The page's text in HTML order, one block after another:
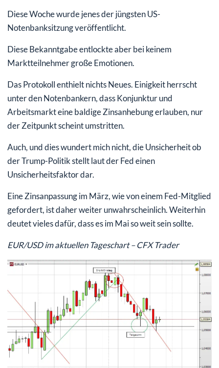
Diese Woche wurde jenes der jüngsten US-
Notenbanksitzung veröffentlicht.
Diese Bekanntgabe entlockte aber bei keinem
Marktteilnehmer große Emotionen.
Das Protokoll enthielt nichts Neues. Einigkeit herrscht
unter den Notenbankern, dass Konjunktur und
Arbeitsmarkt eine baldige Zinsanhebung erlauben, nur
der Zeitpunkt scheint umstritten.
Auch, und dies wundert mich nicht, die Unsicherheit ob
der Trump-Politik stellt laut der Fed einen
Unsicherheitsfaktor dar.
Eine Zinsanpassung im März, wie von einem Fed-Mitglied
gefordert, ist daher weiter unwahrscheinlich. Weiterhin
deutet vieles dafür, dass es im Mai so weit sein sollte.
EUR/USD im aktuellen Tageschart – CFX Trader